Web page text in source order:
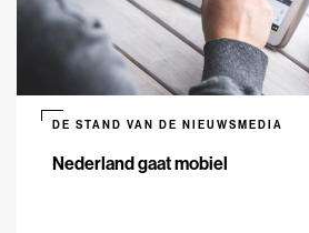
Nederland gaat mobiel
DE STAND VAN DE NIEUWSMEDIA